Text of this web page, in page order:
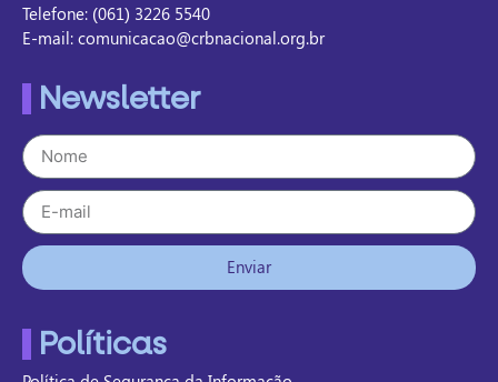
Telefone: (061) 3226 5540
E-mail: comunicacao@crbnacional.org.br
Newsletter
Enviar
Políticas